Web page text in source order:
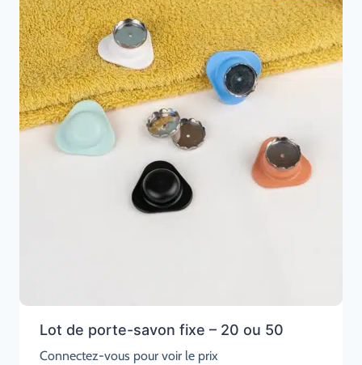
Lot de porte-savon fixe – 20 ou 50
Connectez-vous pour voir le prix